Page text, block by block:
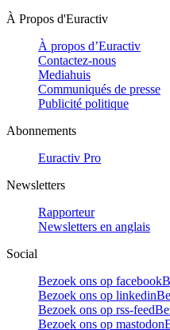
À Propos d'Euractiv
À propos d’Euractiv
Contactez-nous
Mediahuis
Communiqués de presse
Publicité politique
Abonnements
Euractiv Pro
Newsletters
Rapporteur
Newsletters en anglais
Social
Bezoek ons op facebook
Bezoek ons op linkedin
Bezoek ons op rss-feed
Bezoek ons op mastodon